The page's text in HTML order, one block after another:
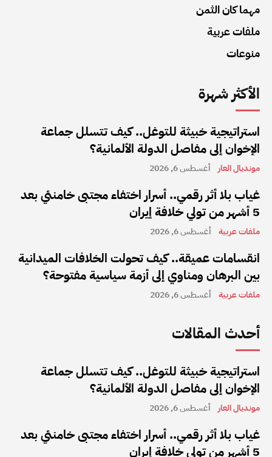
مهما كان الثمن
ملفات عربية
منوعات
الأكثر شهرة
استراتيجية خبيثة للتوغل.. كيف تتسلل جماعة
الإخوان إلى مفاصل الدولة الألمانية؟
مونديال العار أغسطس 6, 2026
غياب بلا أثر رقمي.. أسرار اختفاء مجتبى خامنئي بعد
5 أشهر من تولي خلافة إيران
ملفات عربية أغسطس 6, 2026
انقسامات عميقة.. كيف تحولت الخلافات الميدانية
بين البرهان ومناوي إلى أزمة سياسية مفتوحة؟
ملفات عربية أغسطس 6, 2026
أحدث المقالات
استراتيجية خبيثة للتوغل.. كيف تتسلل جماعة
الإخوان إلى مفاصل الدولة الألمانية؟
مونديال العار أغسطس 6, 2026
غياب بلا أثر رقمي.. أسرار اختفاء مجتبى خامنئي بعد
5 أشهر من تولي خلافة إيران